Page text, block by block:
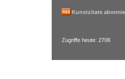
Kunstzitate
Zugriffe heute: 2706